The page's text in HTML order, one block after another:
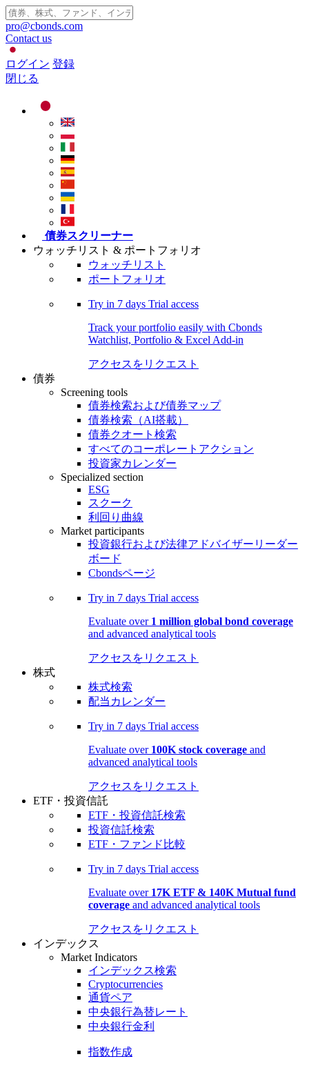
pro@cbonds.com
Contact us
ログイン 登録
閉じる
債券スクリーナー
ウォッチリスト & ポートフォリオ
ウォッチリスト
ポートフォリオ
Try in 7 days Trial access
Track your portfolio easily with Cbonds
Watchlist, Portfolio & Excel Add-in
アクセスをリクエスト
債券
Screening tools
債券検索および債券マップ
債券検索（AI搭載）
債券クオート検索
すべてのコーポレートアクション
投資家カレンダー
Specialized section
ESG
スクーク
利回り曲線
Market participants
投資銀行および法律アドバイザーリーダー
ボード
Cbondsページ
Try in 7 days Trial access
Evaluate over 1 million global bond coverage
and advanced analytical tools
アクセスをリクエスト
株式
株式検索
配当カレンダー
Try in 7 days Trial access
Evaluate over 100K stock coverage and
advanced analytical tools
アクセスをリクエスト
ETF・投資信託
ETF・投資信託検索
投資信託検索
ETF・ファンド比較
Try in 7 days Trial access
Evaluate over 17K ETF & 140K Mutual fund
coverage and advanced analytical tools
アクセスをリクエスト
インデックス
Market Indicators
インデックス検索
Cryptocurrencies
通貨ペア
中央銀行為替レート
中央銀行金利
指数作成